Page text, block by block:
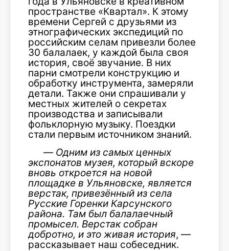
пространстве «Квартал». К этому
времени Сергей с друзьями из
этнографических экспедиций по
российским селам привезли более
30 балалаек, у каждой была своя
история, своё звучание. В них
парни смотрели конструкцию и
обработку инструмента, замеряли
детали. Также они спрашивали у
местных жителей о секретах
производства и записывали
фольклорную музыку. Поездки
стали первым источником знаний.
— Одним из самых ценных
экспонатов музея, который вскоре
вновь откроется на новой
площадке в Ульяновске, является
верстак, привезённый из села
Русские Горенки Карсунского
района. Там был балалаечный
промысел. Верстак собран
добротно, и это живая история, —
рассказывает наш собеседник.